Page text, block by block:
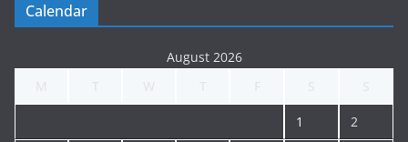
Calendar
August 2026
1 2